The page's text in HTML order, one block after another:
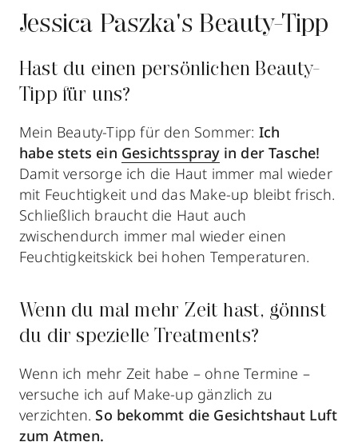
Jessica Paszka's Beauty-Tipp
Hast du einen persönlichen Beauty-
Tipp für uns?
Mein Beauty-Tipp für den Sommer: Ich
habe stets ein Gesichtssprayin der Tasche!
Damit versorge ich die Haut immer mal wieder
mit Feuchtigkeit und das Make-up bleibt frisch.
Schließlich braucht die Haut auch
zwischendurch immer mal wieder einen
Feuchtigkeitskick bei hohen Temperaturen.
Wenn du mal mehr Zeit hast, gönnst
du dir spezielle Treatments?
Wenn ich mehr Zeit habe – ohne Termine –
versuche ich auf Make-up gänzlich zu
verzichten. So bekommt die Gesichtshaut Luft
zum Atmen.